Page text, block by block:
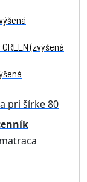
(zvýšená
pri šírke 80